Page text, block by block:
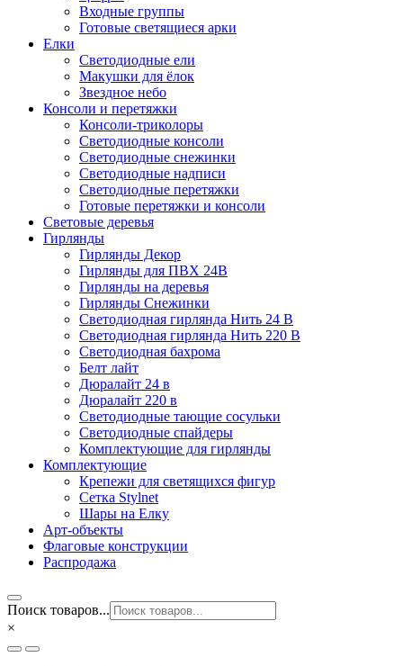
Входные группы
Готовые светящиеся арки
Елки
Светодиодные ели
Макушки для ёлок
Звездное небо
Консоли и перетяжки
Консоли-триколоры
Светодиодные консоли
Светодиодные снежинки
Светодиодные надписи
Светодиодные перетяжки
Готовые перетяжки и консоли
Световые деревья
Гирлянды
Гирлянды Декор
Гирлянды для ПВХ 24В
Гирлянды на деревья
Гирлянды Снежинки
Светодиодная гирлянда Нить 24 В
Светодиодная гирлянда Нить 220 В
Светодиодная бахрома
Белт лайт
Дюралайт 24 в
Дюралайт 220 в
Светодиодные тающие сосульки
Светодиодные спайдеры
Комплектующие для гирлянды
Комплектующие
Крепежи для светящихся фигур
Сетка Stylnet
Шары на Елку
Арт-объекты
Флаговые конструкции
Распродажа
Поиск товаров...
×